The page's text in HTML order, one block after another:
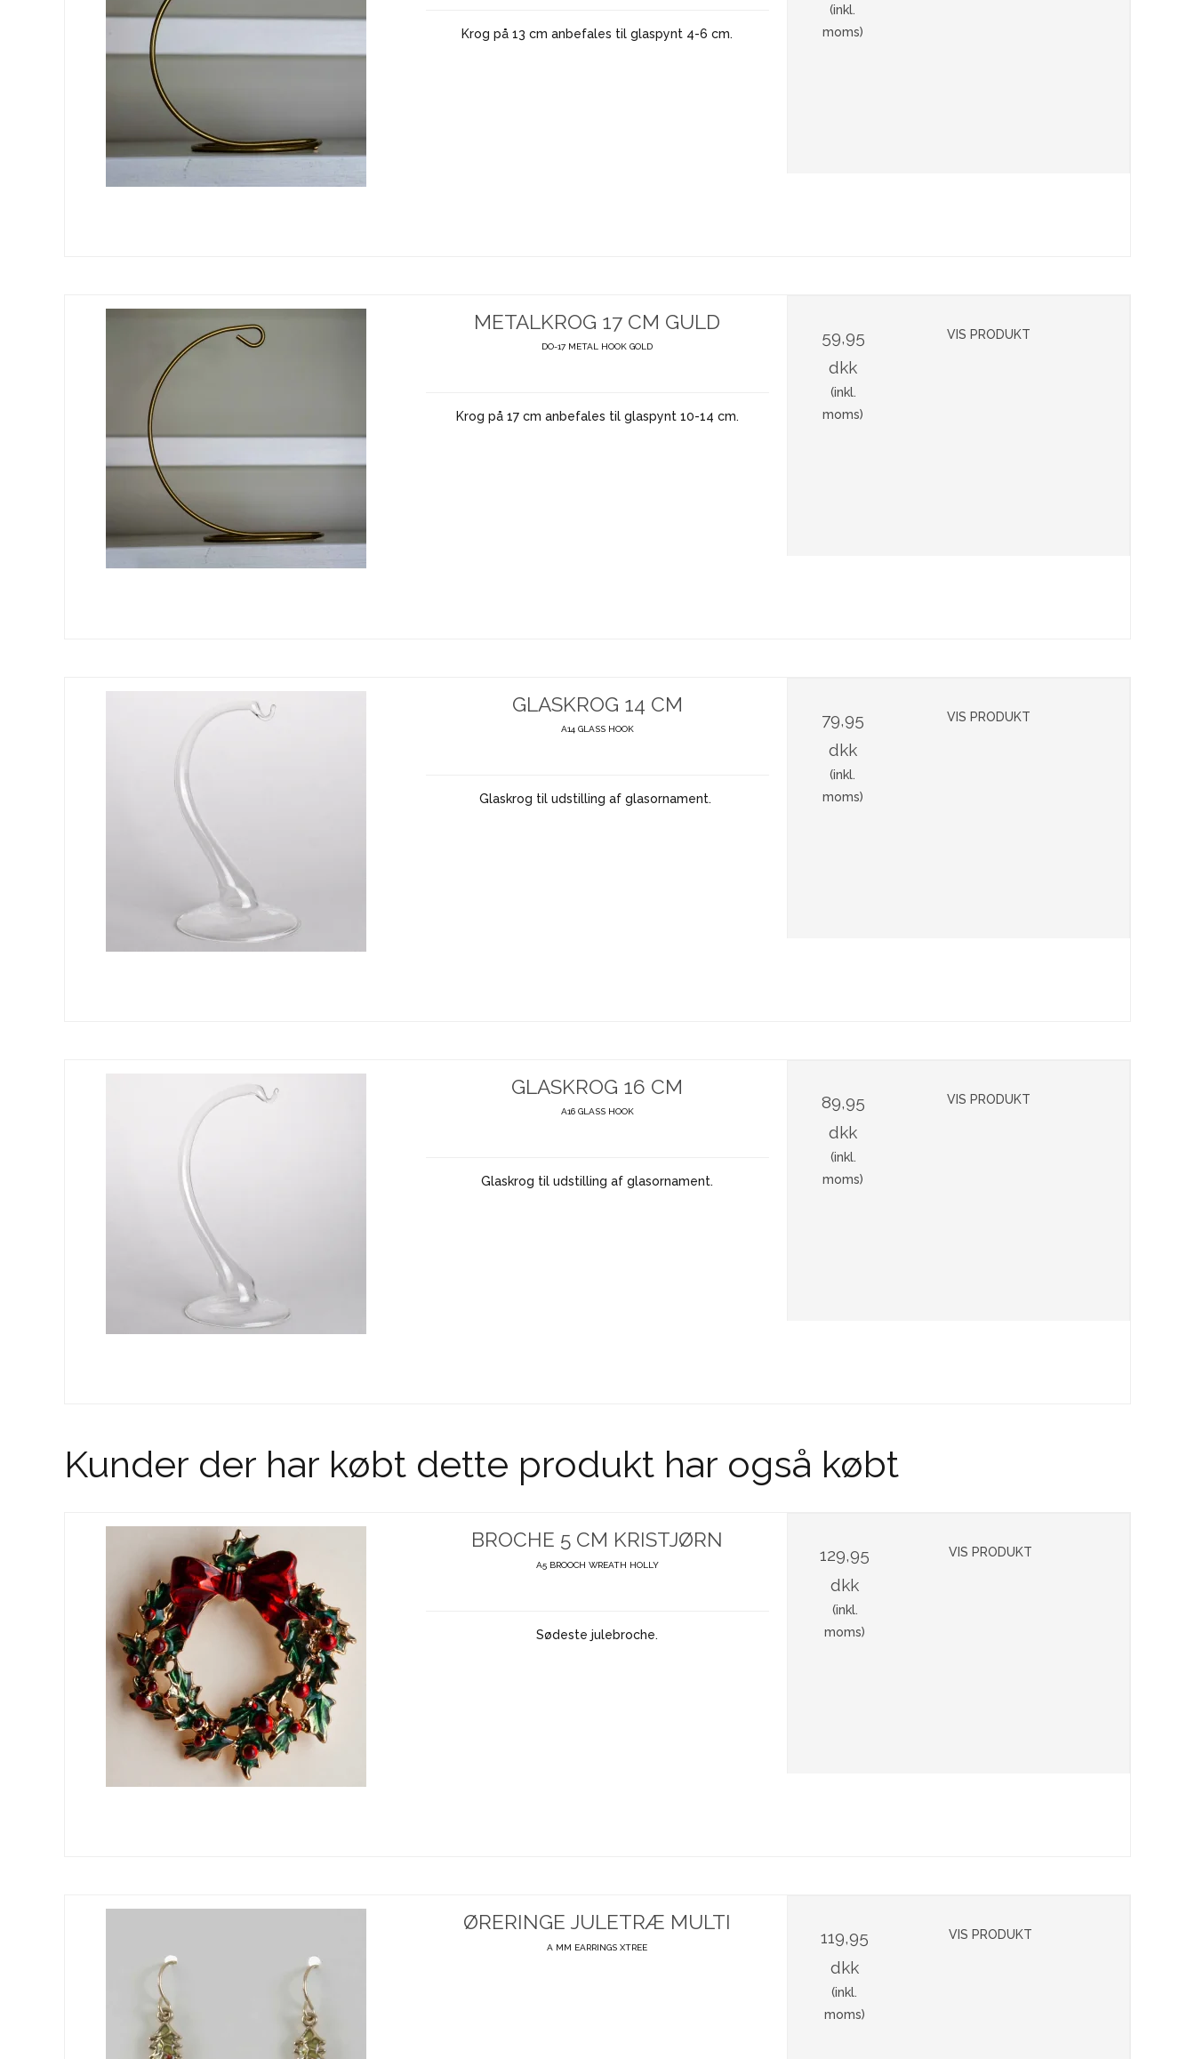
Krog på 13 cm anbefales til glaspynt 4-6 cm.
(inkl.
moms)
METALKROG 17 CM GULD
DO-17 METAL HOOK GOLD
Krog på 17 cm anbefales til glaspynt 10-14 cm.
59,95
dkk
(inkl.
moms)
VIS PRODUKT
GLASKROG 14 CM
A14 GLASS HOOK
Glaskrog til udstilling af glasornament.
79,95
dkk
(inkl.
moms)
VIS PRODUKT
GLASKROG 16 CM
A16 GLASS HOOK
Glaskrog til udstilling af glasornament.
89,95
dkk
(inkl.
moms)
VIS PRODUKT
Kunder der har købt dette produkt har også købt
BROCHE 5 CM KRISTJØRN
A5 BROOCH WREATH HOLLY
Sødeste julebroche.
129,95
dkk
(inkl.
moms)
VIS PRODUKT
ØRERINGE JULETRÆ MULTI
A MM EARRINGS XTREE
119,95
dkk
(inkl.
moms)
VIS PRODUKT